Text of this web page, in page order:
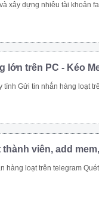
bài, comment tự động lên các hội nhóm Quản lí bạn bè tự động Tự động tham gia nhóm Thiết lập tương tác
lớn trên PC - Kéo
tự động số lượng lớn Phần mềm quản lý zalo còn giúp bạn tiếp cận hàng triệu khách hàng trên nền tảng nhanh chóng. Kết bạn zalo hàng loạt là tính năng giúp bạn thực hiện mục tiêu này. Với tính
thành viên, add
trên telegram Quét thành viên